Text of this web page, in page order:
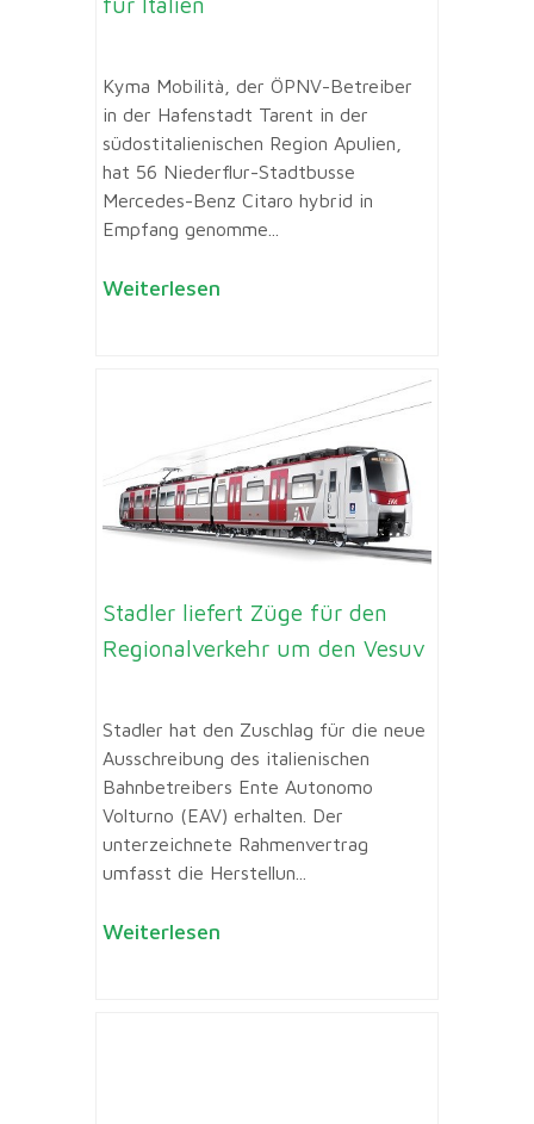
Kyma Mobilità, der ÖPNV-Betreiber
in der Hafenstadt Tarent in der
südostitalienischen Region Apulien,
hat 56 Niederflur-Stadtbusse
Mercedes-Benz Citaro hybrid in
Empfang genomme...
Weiterlesen
Stadler liefert Züge für den
Regionalverkehr um den Vesuv
Stadler hat den Zuschlag für die neue
Ausschreibung des italienischen
Bahnbetreibers Ente Autonomo
Volturno (EAV) erhalten. Der
unterzeichnete Rahmenvertrag
umfasst die Herstellun...
Weiterlesen